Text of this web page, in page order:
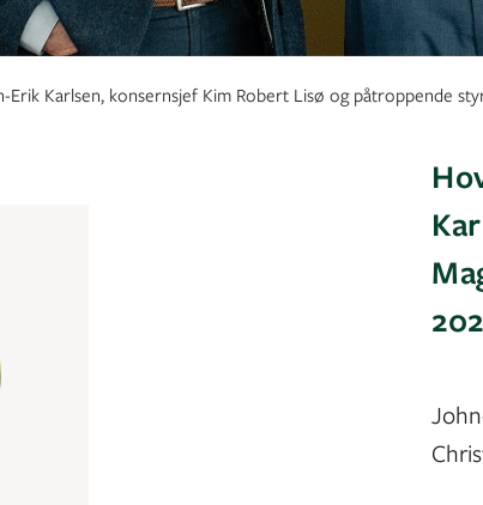
Karlsen, konsernsjef Kim Robert Lisø og påtroppende